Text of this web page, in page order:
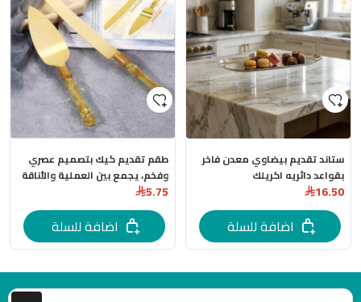
ستاند تقديم بيضاوي معدن فاخر
بقواعد دائريه اكريلك
16.50
اضافة للسلة
طقم تقديم كيك بتصميم عصري
وفخم، يجمع بين العملية والأناقة
للمناسبات الخاصة
5.75
اضافة للسلة